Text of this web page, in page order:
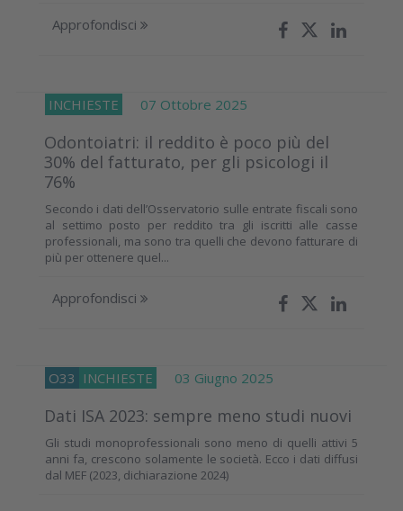
Approfondisci
INCHIESTE 07 Ottobre 2025
Odontoiatri: il reddito è poco più del
30% del fatturato, per gli psicologi il
76%
Secondo i dati dell’Osservatorio sulle entrate fiscali sono
al settimo posto per reddito tra gli iscritti alle casse
professionali, ma sono tra quelli che devono fatturare di
più per ottenere quel...
Approfondisci
O33 INCHIESTE 03 Giugno 2025
Dati ISA 2023: sempre meno studi nuovi
Gli studi monoprofessionali sono meno di quelli attivi 5
anni fa, crescono solamente le società. Ecco i dati diffusi
dal MEF (2023, dichiarazione 2024)